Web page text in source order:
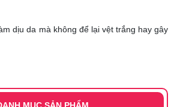
dịu da mà không để lại vệt trắng hay gây
MỤC SẢN PHẨM